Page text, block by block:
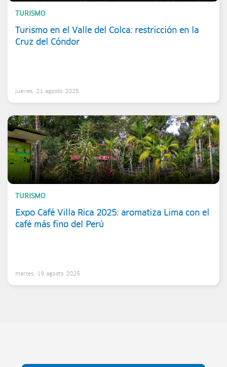
TURISMO
Turismo en el Valle del Colca: restricción en la
Cruz del Cóndor
jueves, 21 agosto 2025
TURISMO
Expo Café Villa Rica 2025: aromatiza Lima con el
café más fino del Perú
martes, 19 agosto 2025